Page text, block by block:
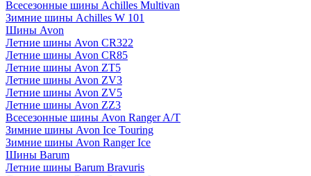
Всесезонные шины Achilles Multivan
Зимние шины Achilles W 101
Шины Avon
Летние шины Avon CR322
Летние шины Avon CR85
Летние шины Avon ZT5
Летние шины Avon ZV3
Летние шины Avon ZV5
Летние шины Avon ZZ3
Всесезонные шины Avon Ranger A/T
Зимние шины Avon Ice Touring
Зимние шины Avon Ranger Ice
Шины Barum
Летние шины Barum Bravuris